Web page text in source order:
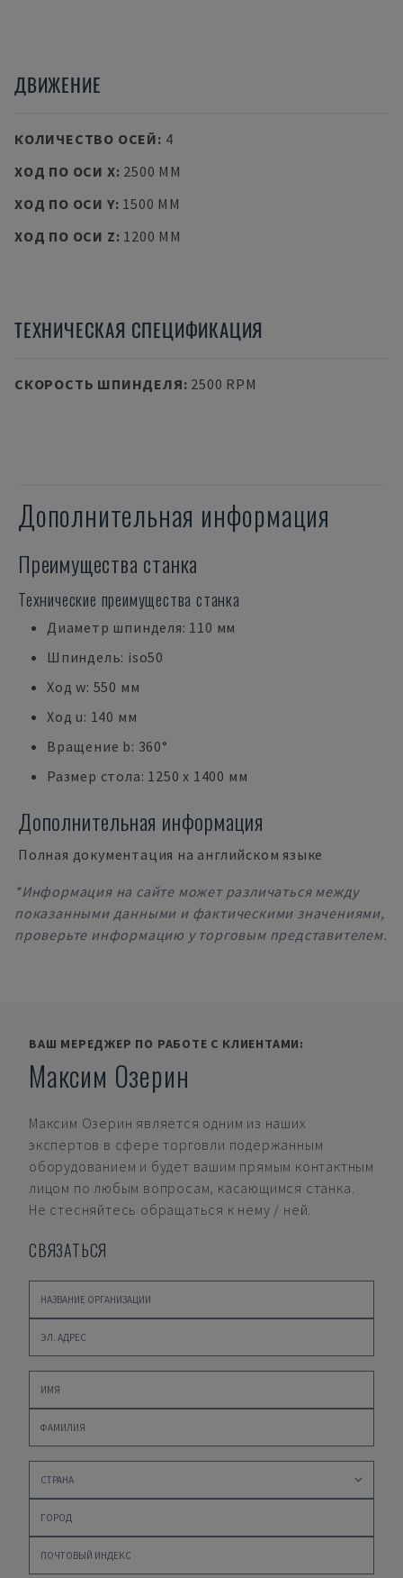
ДВИЖЕНИЕ
КОЛИЧЕСТВО ОСЕЙ: 4
ХОД ПО ОСИ X: 2500 MM
ХОД ПО ОСИ Y: 1500 MM
ХОД ПО ОСИ Z: 1200 MM
ТЕХНИЧЕСКАЯ СПЕЦИФИКАЦИЯ
СКОРОСТЬ ШПИНДЕЛЯ: 2500 RPM
Дополнительная информация
Преимущества станка
Технические преимущества станка
Диаметр шпинделя: 110 мм
Шпиндель: iso50
Ход w: 550 мм
Ход u: 140 мм
Вращение b: 360°
Размер стола: 1250 x 1400 мм
Дополнительная информация
Полная документация на английском языке
*Информация на сайте может различаться между
показанными данными и фактическими значениями,
проверьте информацию у торговым представителем.
ВАШ МЕРЕДЖЕР ПО РАБОТЕ С КЛИЕНТАМИ:
Максим Озерин
Максим Озерин является одним из наших
экспертов в сфере торговли подержанным
оборудованием и будет вашим прямым контактным
лицом по любым вопросам, касающимся станка.
Не стесняйтесь обращаться к нему / ней.
СВЯЗАТЬСЯ